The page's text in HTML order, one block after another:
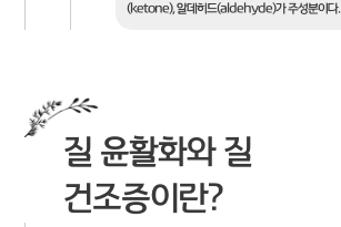
(ketone), 알데히드(aldehyde)가 주성분이다.
질 윤활화와 질
건조증이란?